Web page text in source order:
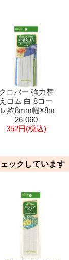
クロバー 強力替
えゴム 白 8コー
約8mm幅×8m
26-060
352円(税込)
ックしています